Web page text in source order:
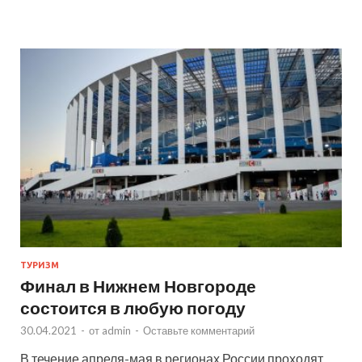
ТУРИЗМ
Финал в Нижнем Новгороде
состоится в любую погоду
30.04.2021 - от admin - Оставьте комментарий
В течение апреля-мая в регионах России проходят